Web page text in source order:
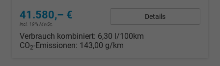
41.580,– €
incl. 19% MwSt.
Details
Verbrauch kombiniert: 6,30 l/100km
CO2-Emissionen: 143,00 g/km